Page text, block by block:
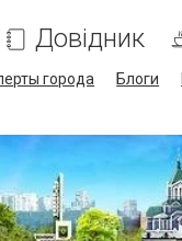
Довідник
города Блоги